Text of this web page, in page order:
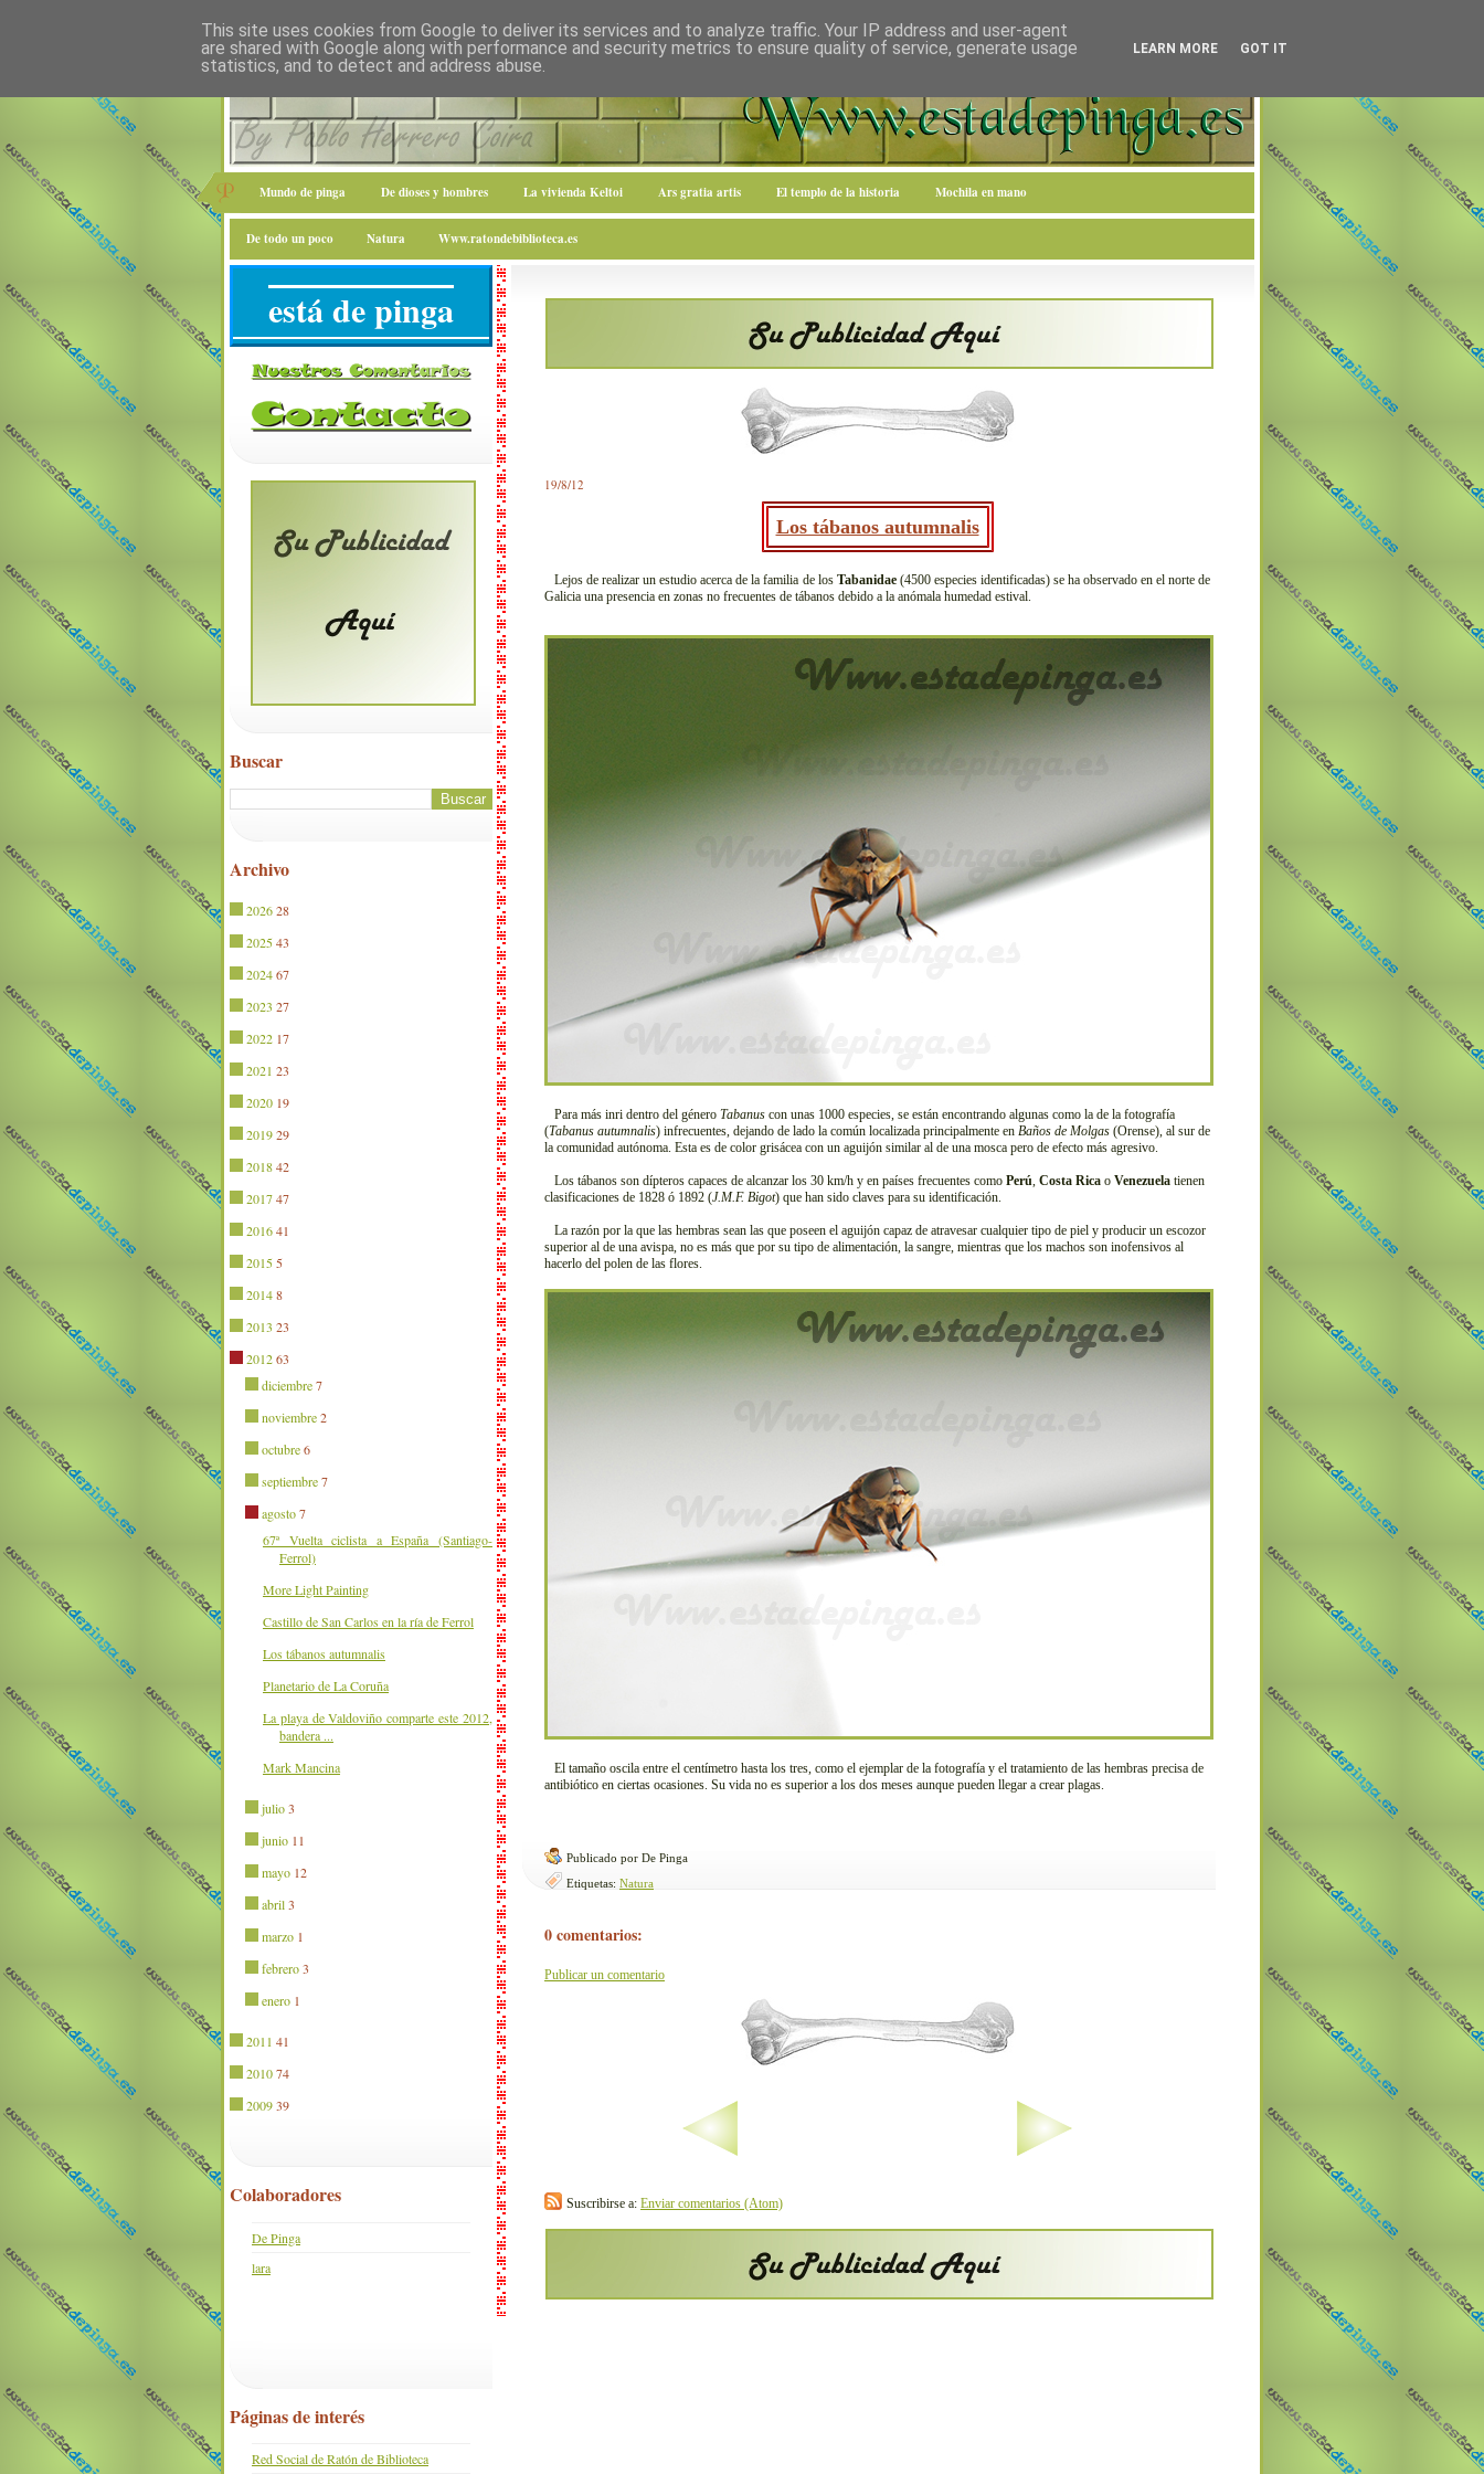
Mundo de pinga De dioses y hombres La vivienda Keltoi Ars gratia artis El templo de la historia Mochila en mano
De todo un poco Natura Www.ratondebiblioteca.es
19/8/12
Los tábanos autumnalis
Lejos de realizar un estudio acerca de la familia de los Tabanidae(4500 especies identificadas) se ha observado en el norte de
Galicia una presencia en zonas no frecuentes de tábanos debido a la anómala humedad estival.
Para más inri dentro del género Tabanus con unas 1000 especies, se están encontrando algunas como la de la fotografía
(Tabanus autumnalis) infrecuentes, dejando de lado la común localizada principalmente en Baños de Molgas (Orense), al sur de
la comunidad autónoma. Esta es de color grisácea con un aguijón similar al de una mosca pero de efecto más agresivo.
Los tábanos son dípteros capaces de alcanzar los 30 km/h y en países frecuentes como Perú, Costa Rica o Venezuela tienen
clasificaciones de 1828 ó 1892 (J.M.F. Bigot) que han sido claves para su identificación.
La razón por la que las hembras sean las que poseen el aguijón capaz de atravesar cualquier tipo de piel y producir un escozor
superior al de una avispa, no es más que por su tipo de alimentación, la sangre, mientras que los machos son inofensivos al
hacerlo del polen de las flores.
El tamaño oscila entre el centímetro hasta los tres, como el ejemplar de la fotografía y el tratamiento de las hembras precisa de
antibiótico en ciertas ocasiones. Su vida no es superior a los dos meses aunque pueden llegar a crear plagas.
Publicado por De Pinga
Etiquetas: Natura
0 comentarios:
Publicar un comentario
Suscribirse a: Enviar comentarios (Atom)
está de pinga
Buscar
Archivo
202628
202543
202467
2023 27
2022 17
2021 23
2020 19
201929
201842
201747
201641
2015 5
20148
2013 23
201263
diciembre 7
noviembre 2
octubre 6
septiembre 7
agosto 7
67ª Vuelta ciclista a España (Santiago-
Ferrol)
More Light Painting
Castillo de San Carlos en la ría de Ferrol
Los tábanos autumnalis
Planetario de La Coruña
La playa de Valdoviño comparte este 2012,
bandera ...
Mark Mancina
julio 3
junio 11
mayo 12
abril 3
marzo 1
febrero 3
enero 1
2011 41
201074
200939
Colaboradores
De Pinga
lara
Páginas de interés
Red Social de Ratón de Biblioteca
This site uses cookies from Google to deliver its services and to analyze traffic. Your IP address and user-agent
are shared with Google along with performance and security metrics to ensure quality of service, generate usage
statistics, and to detect and address abuse.
LEARN MORE GOT IT